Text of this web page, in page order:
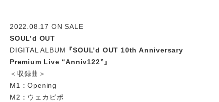
2022.08.17 ON SALE
SOUL’d OUT
DIGITAL ALBUM 『SOUL’d OUT 10th Anniversary
Premium Live “Anniv122”』
＜収録曲＞
M1：Opening
M2：ウェカピポ